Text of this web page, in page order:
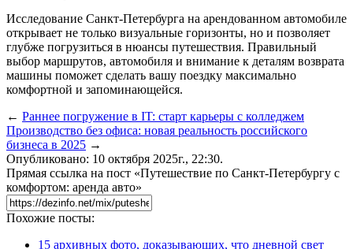
Исследование Санкт-Петербурга на арендованном автомобиле
открывает не только визуальные горизонты, но и позволяет
глубже погрузиться в нюансы путешествия. Правильный
выбор маршрутов, автомобиля и внимание к деталям возврата
машины поможет сделать вашу поездку максимально
комфортной и запоминающейся.
← Раннее погружение в IT: старт карьеры с колледжем
Производство без офиса: новая реальность российского
бизнеса в 2025 →
Опубликовано: 10 октября 2025г., 22:30.
Прямая ссылка на пост «Путешествие по Санкт-Петербургу с
комфортом: аренда авто»
Похожие посты:
15 архивных фото, доказывающих, что дневной свет